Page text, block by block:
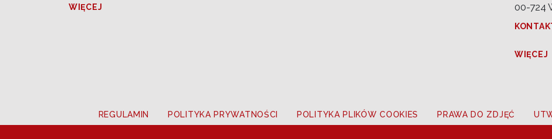
WIĘCEJ
00-724
WIĘCEJ
REGULAMIN POLITYKA PRYWATNOŚCI POLITYKA PLIKÓW COOKIES PRAWA DO ZDJĘĆ